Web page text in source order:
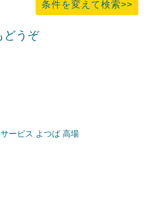
条件を変えて検索>>
どうぞ
ービス よつば 高場